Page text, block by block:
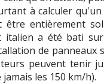
à calculer
entièrement
a été bati
de panneaux
peuvent tenir
les 150 km/h).